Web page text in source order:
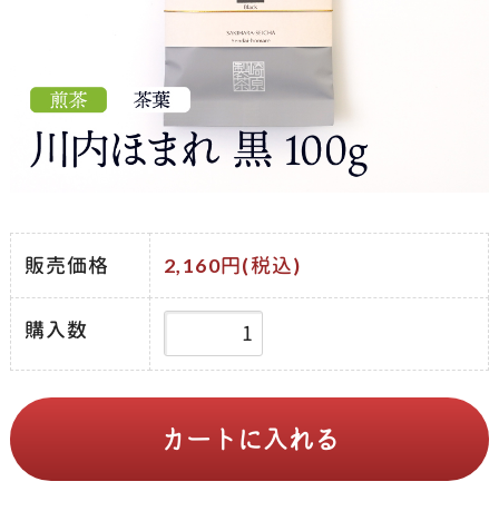
販売価格 2,160円(税込)
購入数